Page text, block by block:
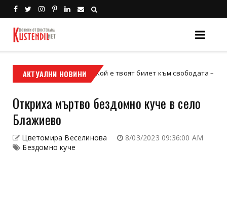
АКТУАЛНИ НОВИНИ
кросов мотор Кой е твоят билет към свободата – кросовият
Откриха мъртво бездомно куче в село
Блажиево
Цветомира Веселинова
8/03/2023 09:36:00 AM
Бездомно куче